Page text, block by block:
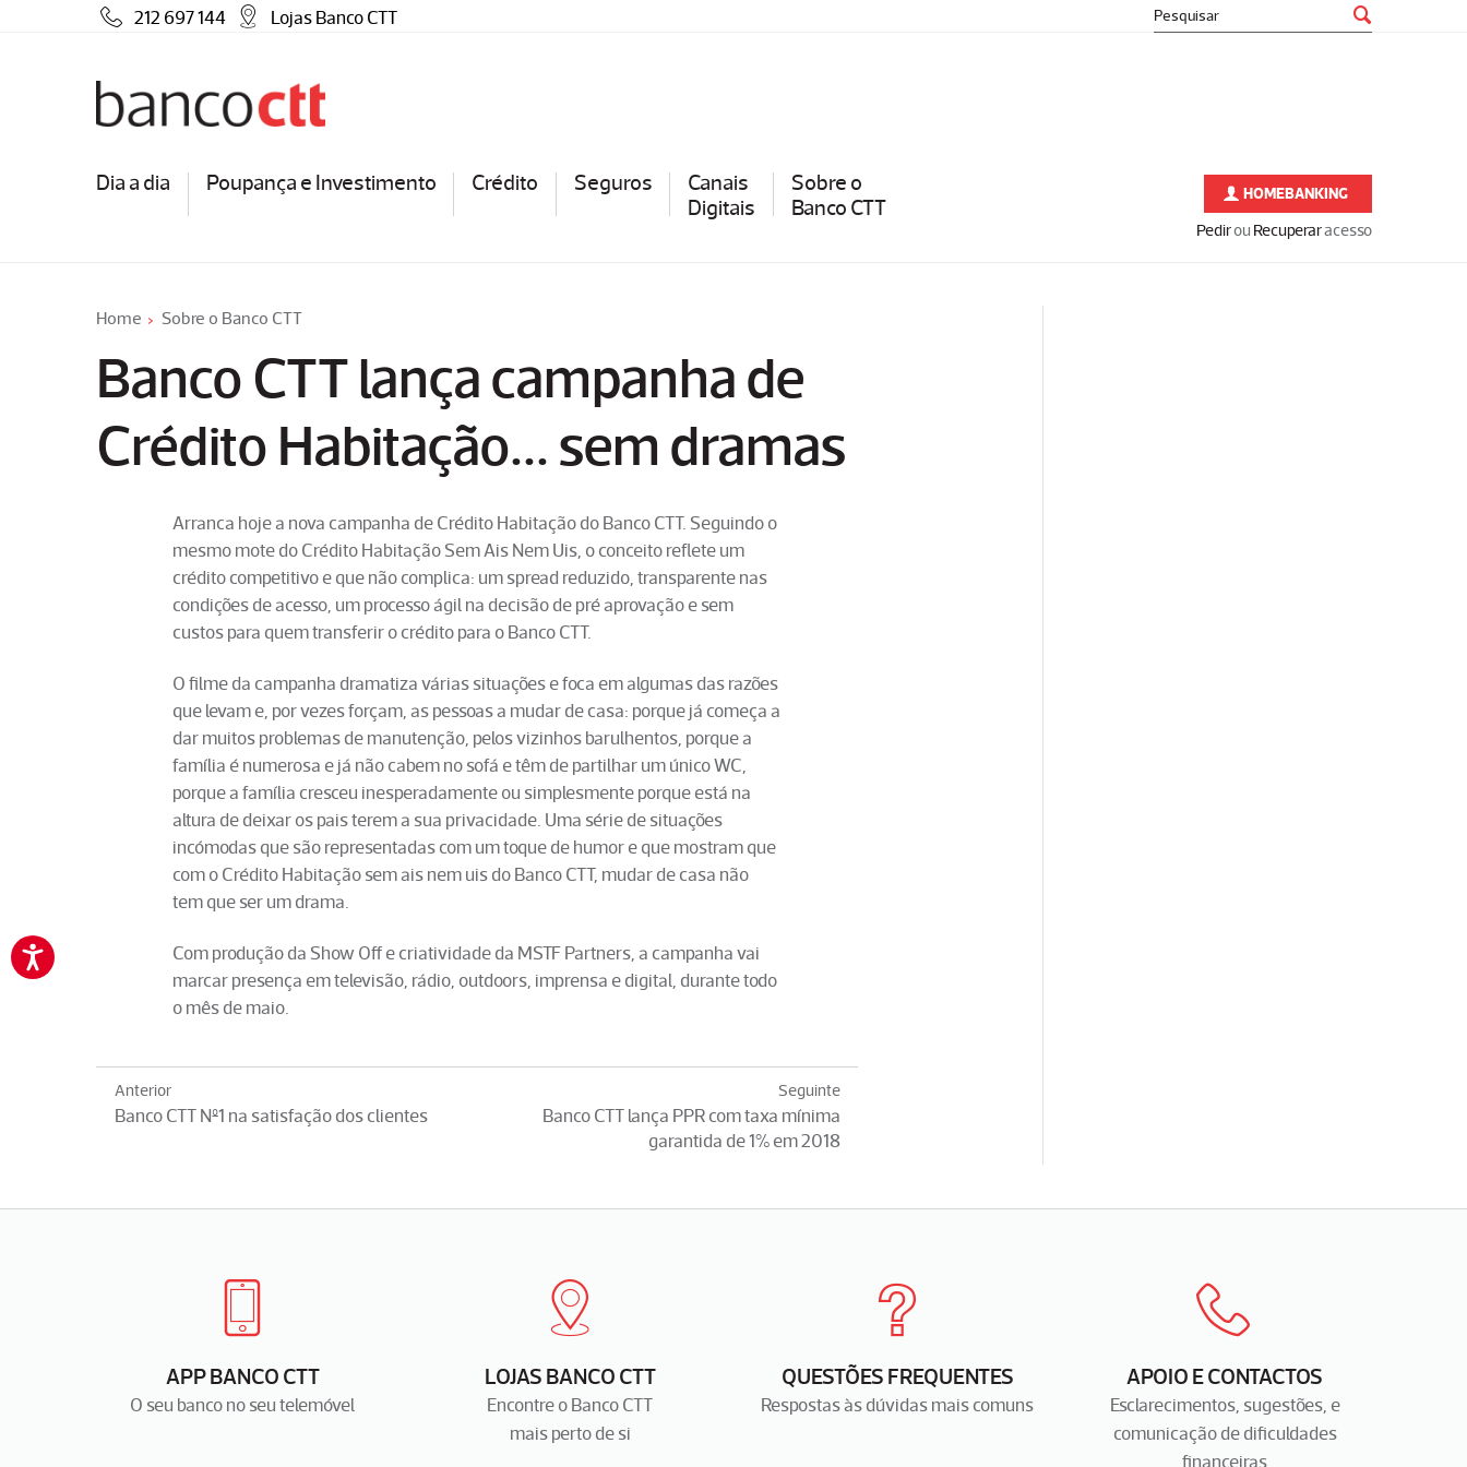
Dia a dia Poupança e Investimento Crédito Seguros
Canais
Digitais
Sobre o
Banco CTT
HOMEBANKING
Pedirou Recuperaracesso
212 697 144 Lojas Banco CTT
Home Sobre o Banco CTT
Banco CTT lança campanha de
Crédito Habitação... sem dramas
Arranca hoje a nova campanha de Crédito Habitação do Banco CTT. Seguindo o
mesmo mote do Crédito Habitação Sem Ais Nem Uis, o conceito reflete um
crédito competitivo e que não complica: um spread reduzido, transparente nas
condições de acesso, um processo ágil na decisão de pré aprovação e sem
custos para quem transferir o crédito para o Banco CTT.
O filme da campanha dramatiza várias situações e foca em algumas das razões
que levam e, por vezes forçam, as pessoas a mudar de casa: porque já começa a
dar muitos problemas de manutenção, pelos vizinhos barulhentos, porque a
família é numerosa e já não cabem no sofá e têm de partilhar um único WC,
porque a família cresceu inesperadamente ou simplesmente porque está na
altura de deixar os pais terem a sua privacidade. Uma série de situações
incómodas que são representadas com um toque de humor e que mostram que
com o Crédito Habitação sem ais nem uis do Banco CTT, mudar de casa não
tem que ser um drama.
Com produção da Show Off e criatividade da MSTF Partners, a campanha vai
marcar presença em televisão, rádio, outdoors, imprensa e digital, durante todo
o mês de maio.
Anterior
Banco CTT Nº1 na satisfação dos clientes
Seguinte
Banco CTT lança PPR com taxa mínima
garantida de 1% em 2018
APP BANCO CTT
O seu banco no seu telemóvel
LOJAS BANCO CTT
Encontre o Banco CTT
mais perto de si
QUESTÕES FREQUENTES
Respostas às dúvidas mais comuns
APOIO E CONTACTOS
Esclarecimentos, sugestões, e
comunicação de dificuldades
financeiras